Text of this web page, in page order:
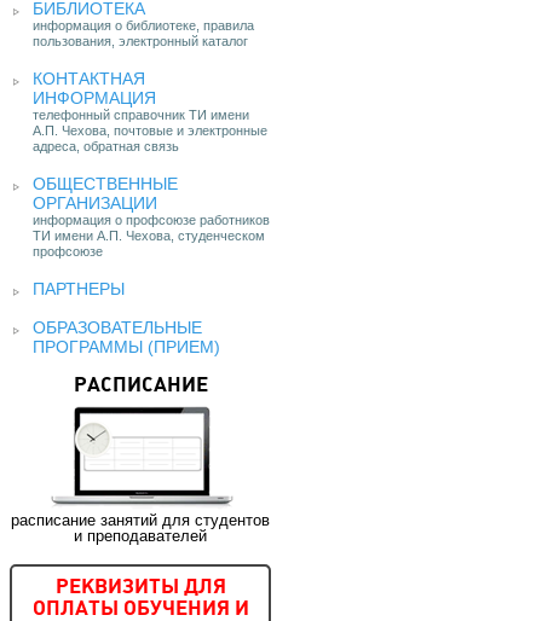
БИБЛИОТЕКА
информация о библиотеке, правила
пользования, электронный каталог
КОНТАКТНАЯ
ИНФОРМАЦИЯ
телефонный справочник ТИ имени
А.П. Чехова, почтовые и электронные
адреса, обратная связь
ОБЩЕСТВЕННЫЕ
ОРГАНИЗАЦИИ
информация о профсоюзе работников
ТИ имени А.П. Чехова, студенческом
профсоюзе
ПАРТНЕРЫ
ОБРАЗОВАТЕЛЬНЫЕ
ПРОГРАММЫ (ПРИЕМ)
РАСПИСАНИЕ
расписание занятий для студентов
и преподавателей
РЕКВИЗИТЫ ДЛЯ
ОПЛАТЫ ОБУЧЕНИЯ И